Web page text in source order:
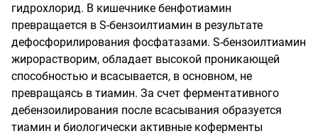
гидрохлорид. В кишечнике бенфотиамин
превращается в S-бензоилтиамин в результате
дефосфорилирования фосфатазами. S-бензоилтиамин
жирорастворим, обладает высокой проникающей
способностью и всасывается, в основном, не
превращаясь в тиамин. За счет ферментативного
дебензоилирования после всасывания образуется
тиамин и биологически активные коферменты